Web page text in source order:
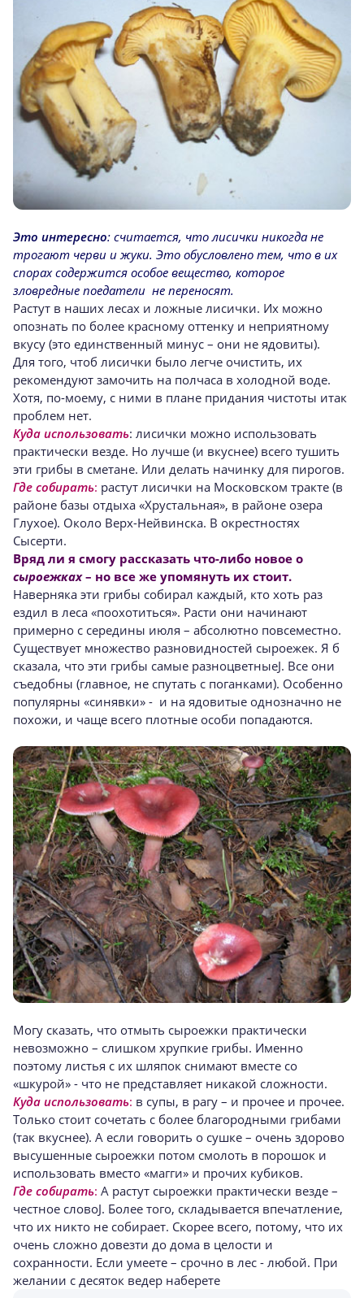
Это интересно: считается, что лисички никогда не
трогают черви и жуки. Это обусловлено тем, что в их
спорах содержится особое вещество, которое
зловредные поедатели не переносят.
Растут в наших лесах и ложные лисички. Их можно
опознать по более красному оттенку и неприятному
вкусу (это единственный минус – они не ядовиты).
Для того, чтоб лисички было легче очистить, их
рекомендуют замочить на полчаса в холодной воде.
Хотя, по-моему, с ними в плане придания чистоты итак
проблем нет.
Куда использовать: лисички можно использовать
практически везде. Но лучше (и вкуснее) всего тушить
эти грибы в сметане. Или делать начинку для пирогов.
Где собирать: растут лисички на Московском тракте (в
районе базы отдыха «Хрустальная», в районе озера
Глухое). Около Верх-Нейвинска. В окрестностях
Сысерти.
Вряд ли я смогу рассказать что-либо новое о
сыроежках– но все же упомянуть их стоит.
Наверняка эти грибы собирал каждый, кто хоть раз
ездил в леса «поохотиться». Расти они начинают
примерно с середины июля – абсолютно повсеместно.
Существует множество разновидностей сыроежек. Я б
сказала, что эти грибы самые разноцветныеJ. Все они
съедобны (главное, не спутать с поганками). Особенно
популярны «синявки» - и на ядовитые однозначно не
похожи, и чаще всего плотные особи попадаются.
Могу сказать, что отмыть сыроежки практически
невозможно – слишком хрупкие грибы. Именно
поэтому листья с их шляпок снимают вместе со
«шкурой» - что не представляет никакой сложности.
Куда использовать: в супы, в рагу – и прочее и прочее.
Только стоит сочетать с более благородными грибами
(так вкуснее). А если говорить о сушке – очень здорово
высушенные сыроежки потом смолоть в порошок и
использовать вместо «магги» и прочих кубиков.
Где собирать: А растут сыроежки практически везде –
честное словоJ. Более того, складывается впечатление,
что их никто не собирает. Скорее всего, потому, что их
очень сложно довезти до дома в целости и
сохранности. Если умеете – срочно в лес - любой. При
желании с десяток ведер наберете